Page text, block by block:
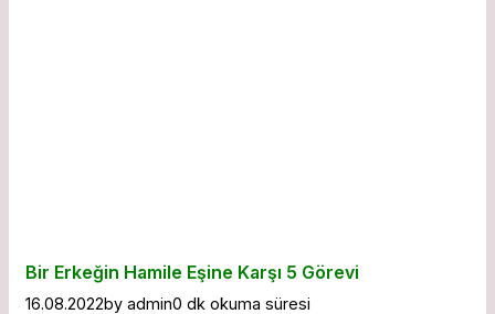
Bir Erkeğin Hamile Eşine Karşı 5 Görevi
16.08.2022by admin0 dk okuma süresi